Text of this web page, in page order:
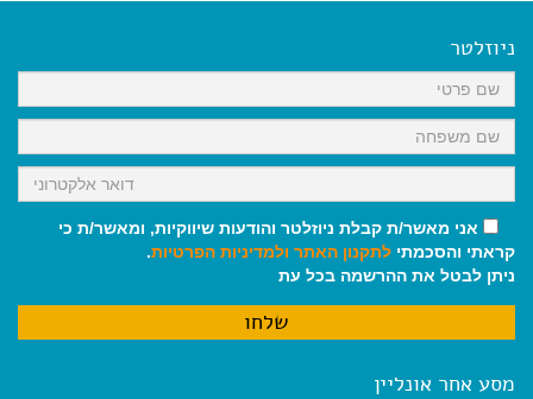
k
p
m
ניוזלטר
אני מאשר/ת קבלת ניוזלטר והודעות שיווקיות, ומאשר/ת כי
קראתי והסכמתי לתקנון האתר ולמדיניות הפרטיות.
ניתן לבטל את ההרשמה בכל עת
מסע אחר אונליין